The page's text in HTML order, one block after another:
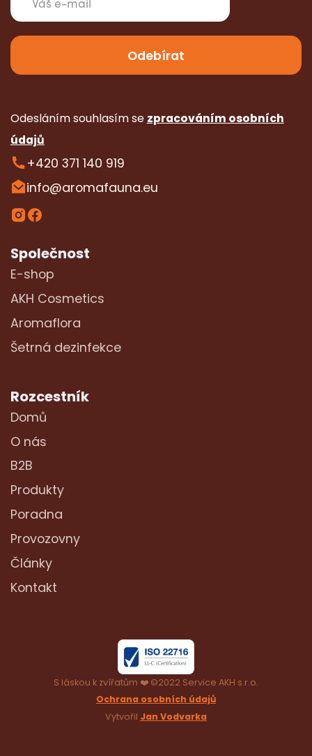
Společnost
E-shop
AKH Cosmetics
Aromaflora
Šetrná dezinfekce
Rozcestník
Domů
O nás
B2B
Produkty
Poradna
Provozovny
Články
Kontakt
Odesláním souhlasím se zpracováním osobních
údajů
+420 371 140 919
info@aromafauna.eu
S láskou k zvířatům ❤️ ©2022 Service AKH s.r.o.
Ochrana osobních údajů
Vytvořil Jan Vodvarka